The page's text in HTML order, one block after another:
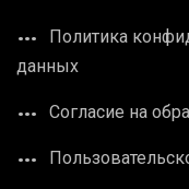
Политика
данных
Согласие на